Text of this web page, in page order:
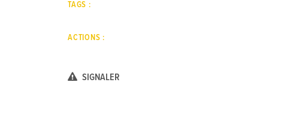
TAGS :
ACTIONS :
SIGNALER